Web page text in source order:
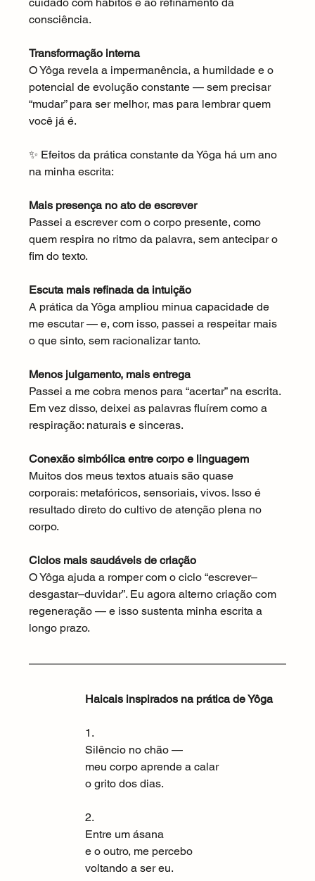
consciência.
Transformação interna
O Yôga revela a impermanência, a humildade e o
potencial de evolução constante — sem precisar
“mudar” para ser melhor, mas para lembrar quem
você já é.
✨ Efeitos da prática constante da Yôga há um ano
na minha escrita:
Mais presença no ato de escrever
Passei a escrever com o corpo presente, como
quem respira no ritmo da palavra, sem antecipar o
fim do texto.
Escuta mais refinada da intuição
A prática da Yôga ampliou minua capacidade de
me escutar — e, com isso, passei a respeitar mais
o que sinto, sem racionalizar tanto.
Menos julgamento, mais entrega
Passei a me cobra menos para “acertar” na escrita.
Em vez disso, deixei as palavras fluírem como a
respiração: naturais e sinceras.
Conexão simbólica entre corpo e linguagem
Muitos dos meus textos atuais são quase
corporais: metafóricos, sensoriais, vivos. Isso é
resultado direto do cultivo de atenção plena no
corpo.
Ciclos mais saudáveis de criação
O Yôga ajuda a romper com o ciclo “escrever–
desgastar–duvidar”. Eu agora alterno criação com
regeneração — e isso sustenta minha escrita a
longo prazo.
Haicais inspirados na prática de Yôga
1.
Silêncio no chão —
meu corpo aprende a calar
o grito dos dias.
2.
Entre um ásana
e o outro, me percebo
voltando a ser eu.